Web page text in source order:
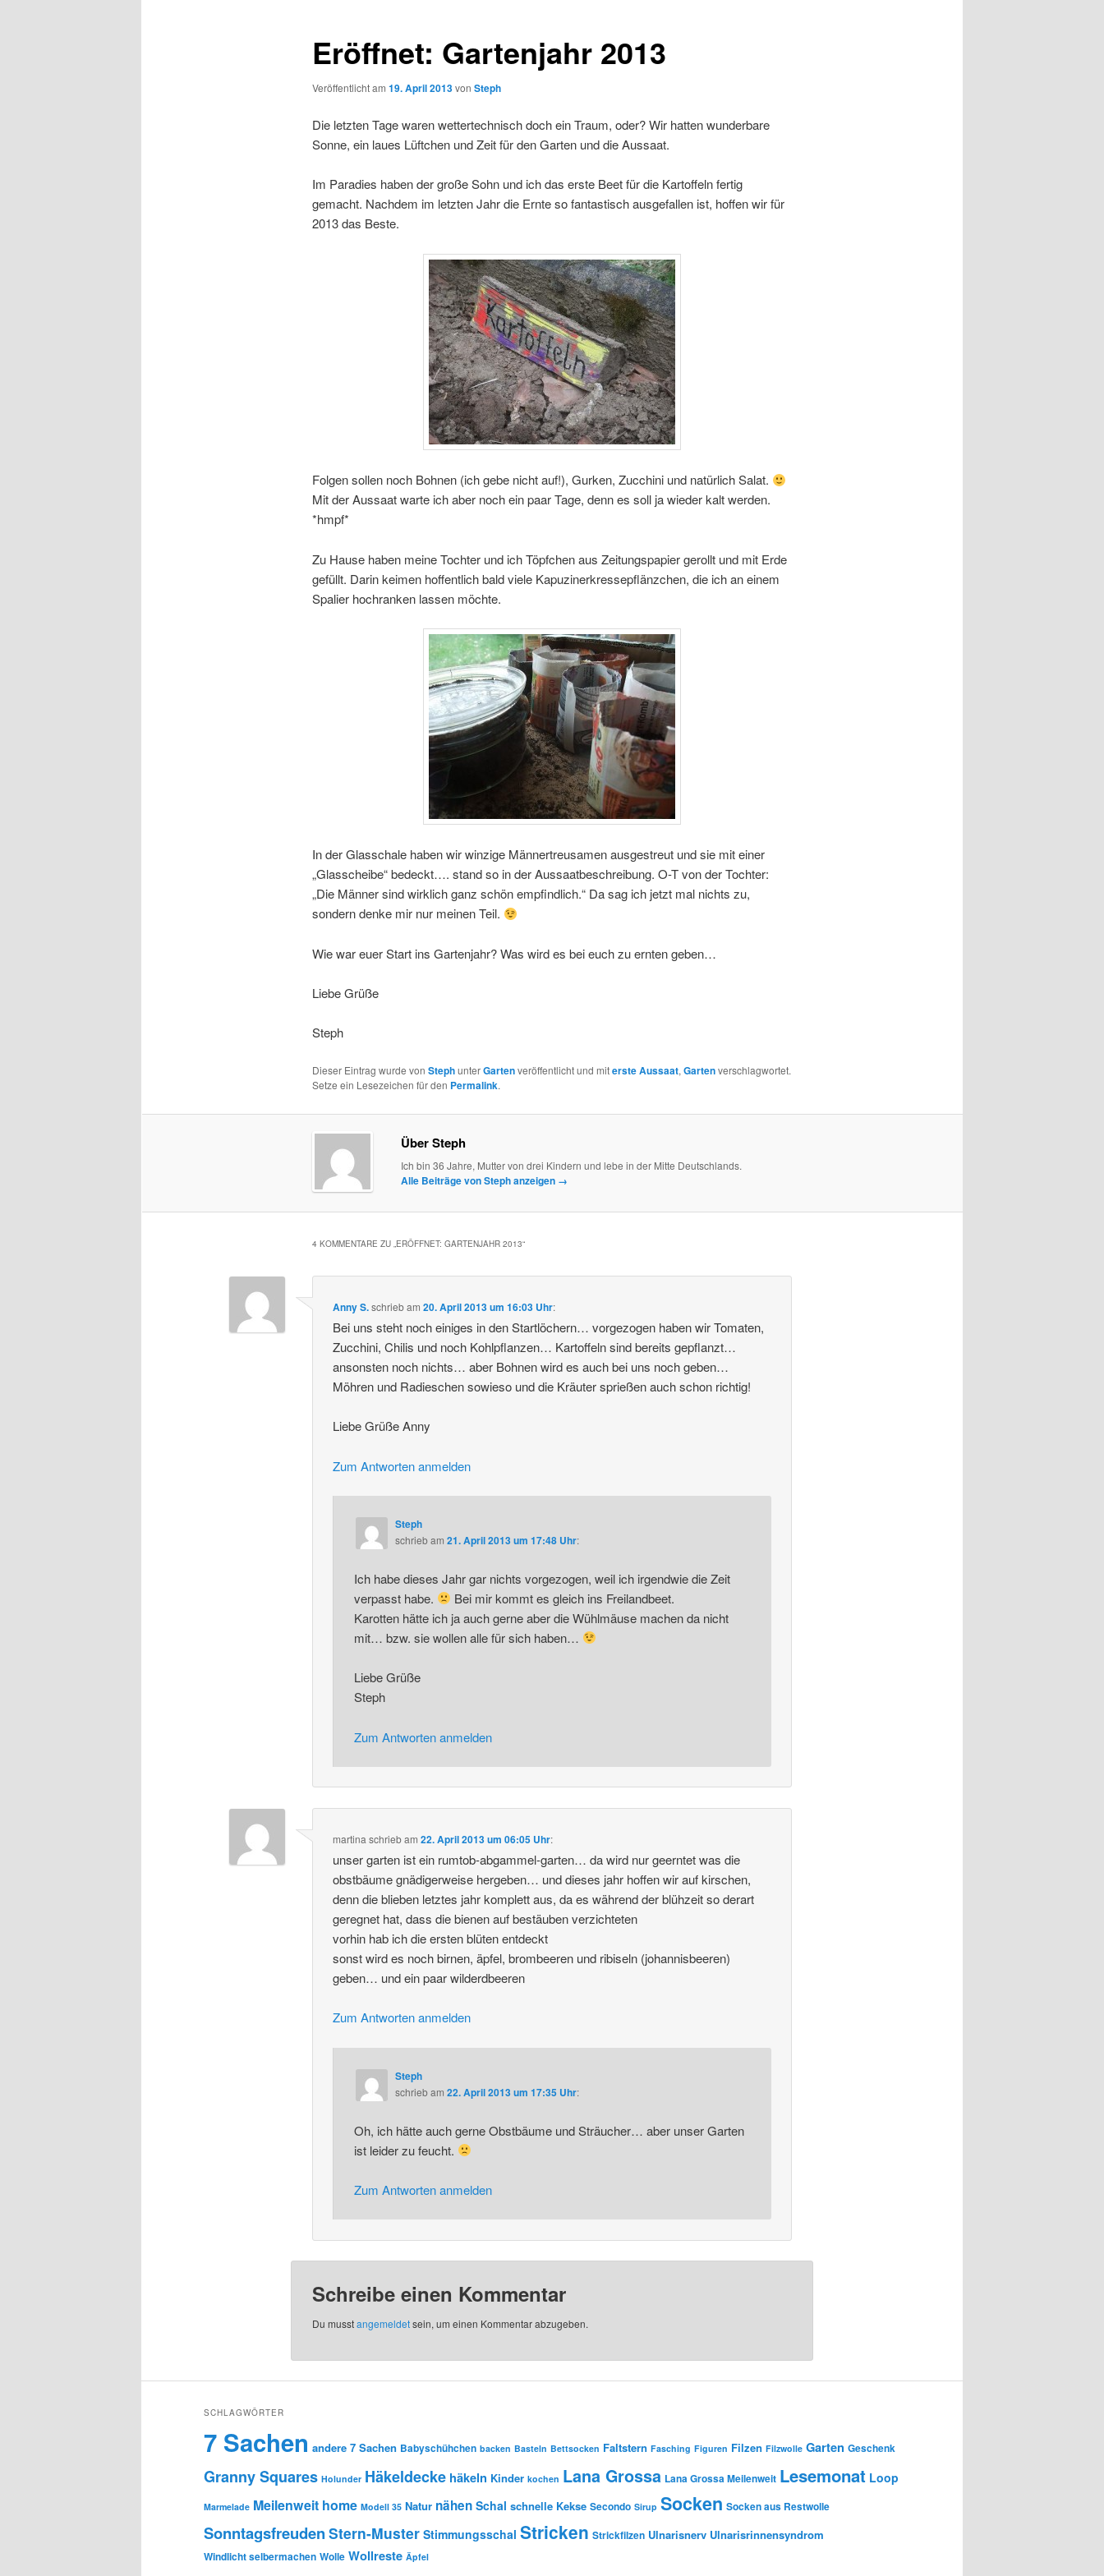
Eröffnet: Gartenjahr 2013
Veröffentlicht am 19. April 2013von Steph
Die letzten Tage waren wettertechnisch doch ein Traum, oder? Wir hatten wunderbare
Sonne, ein laues Lüftchen und Zeit für den Garten und die Aussaat.
Im Paradies haben der große Sohn und ich das erste Beet für die Kartoffeln fertig
gemacht. Nachdem im letzten Jahr die Ernte so fantastisch ausgefallen ist, hoffen wir für
2013 das Beste.
Folgen sollen noch Bohnen (ich gebe nicht auf!), Gurken, Zucchini und natürlich Salat.
Mit der Aussaat warte ich aber noch ein paar Tage, denn es soll ja wieder kalt werden.
*hmpf*
Zu Hause haben meine Tochter und ich Töpfchen aus Zeitungspapier gerollt und mit Erde
gefüllt. Darin keimen hoffentlich bald viele Kapuzinerkressepflänzchen, die ich an einem
Spalier hochranken lassen möchte.
In der Glasschale haben wir winzige Männertreusamen ausgestreut und sie mit einer
„Glasscheibe“ bedeckt…. stand so in der Aussaatbeschreibung. O-T von der Tochter:
„Die Männer sind wirklich ganz schön empfindlich.“ Da sag ich jetzt mal nichts zu,
sondern denke mir nur meinen Teil.
Wie war euer Start ins Gartenjahr? Was wird es bei euch zu ernten geben…
Liebe Grüße
Steph
Dieser Eintrag wurde von StephunterGartenveröffentlicht und miterste Aussaat, Gartenverschlagwortet.
Setze ein Lesezeichen für den Permalink.
Über Steph
Ich bin 36 Jahre, Mutter von drei Kindern und lebe in der Mitte Deutschlands.
Alle Beiträge von Steph anzeigen →
4 KOMMENTARE ZU „ ERÖFFNET: GARTENJAHR 2013“
Anny S.schriebam20. April 2013 um 16:03 Uhr:
Bei uns steht noch einiges in den Startlöchern… vorgezogen haben wir Tomaten,
Zucchini, Chilis und noch Kohlpflanzen… Kartoffeln sind bereits gepflanzt…
ansonsten noch nichts… aber Bohnen wird es auch bei uns noch geben…
Möhren und Radieschen sowieso und die Kräuter sprießen auch schon richtig!
Liebe Grüße Anny
Zum Antworten anmelden
Steph
schriebam 21. April 2013 um 17:48 Uhr:
Ich habe dieses Jahr gar nichts vorgezogen, weil ich irgendwie die Zeit
verpasst habe.
Bei mir kommt es gleich ins Freilandbeet.
Karotten hätte ich ja auch gerne aber die Wühlmäuse machen da nicht
mit… bzw. sie wollen alle für sich haben…
Liebe Grüße
Steph
Zum Antworten anmelden
martina schriebam22. April 2013 um 06:05 Uhr:
unser garten ist ein rumtob-abgammel-garten… da wird nur geerntet was die
obstbäume gnädigerweise hergeben… und dieses jahr hoffen wir auf kirschen,
denn die blieben letztes jahr komplett aus, da es während der blühzeit so derart
geregnet hat, dass die bienen auf bestäuben verzichteten
vorhin hab ich die ersten blüten entdeckt
sonst wird es noch birnen, äpfel, brombeeren und ribiseln (johannisbeeren)
geben… und ein paar wilderdbeeren
Zum Antworten anmelden
Steph
schriebam 22. April 2013 um 17:35 Uhr:
Oh, ich hätte auch gerne Obstbäume und Sträucher… aber unser Garten
ist leider zu feucht.
Zum Antworten anmelden
Schreibe einen Kommentar
Du musstangemeldetsein, um einen Kommentar abzugeben.
SCHLAGWÖRTER
7 Sachen andere 7 Sachen Babyschühchen backen Basteln Bettsocken Faltstern Fasching Figuren Filzen Filzwolle Garten Geschenk
Granny Squares Holunder Häkeldecke häkeln Kinder kochen Lana Grossa Lana Grossa Meilenweit Lesemonat Loop
Marmelade Meilenweit home Modell 35 Natur nähen Schal schnelle Kekse Secondo Sirup Socken Socken aus Restwolle
Sonntagsfreuden Stern-Muster Stimmungsschal Stricken Strickfilzen Ulnarisnerv Ulnarisrinnensyndrom
Windlicht selbermachen Wolle Wollreste Äpfel